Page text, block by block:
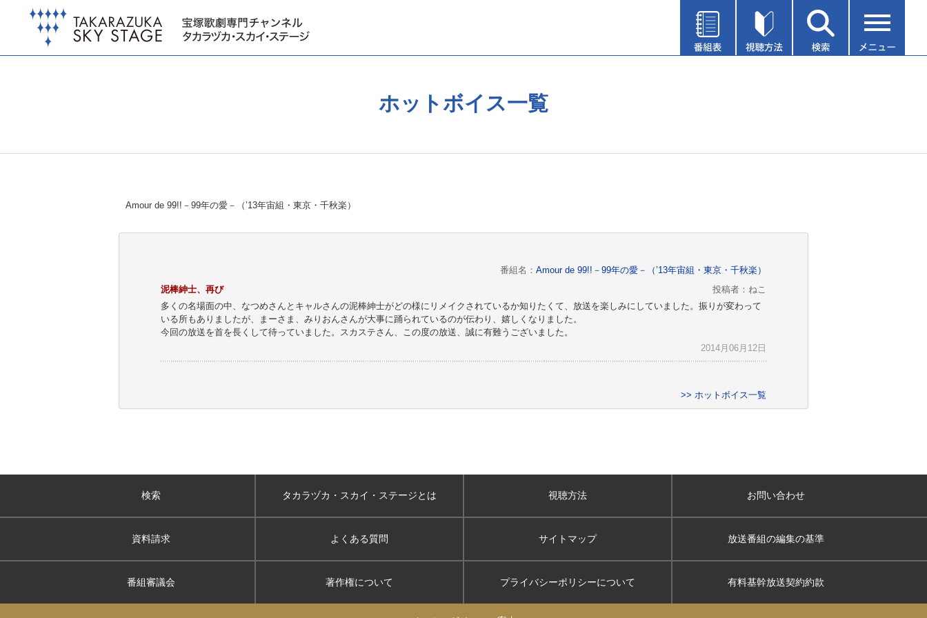
ホットボイス一覧
Amour de 99!!－99年の愛－（’13年宙組・東京・千秋楽）
番組名： Amour de 99!!－99年の愛－（’13年宙組・東京・千秋楽）
泥棒紳士、再び
投稿者：ねこ
多くの名場面の中、なつめさんとキャルさんの泥棒紳士がどの様にリメイクされているか知りたくて、放送を楽しみにしていました。振りが変わって
いる所もありましたが、まーさま、みりおんさんが大事に踊られているのが伝わり、嬉しくなりました。
今回の放送を首を長くして待っていました。スカステさん、この度の放送、誠に有難うございました。
2014月06月12日
>> ホットボイス一覧
検索 タカラヅカ・スカイ ・ステージとは 視聴方法 お問い合わせ
資料請求 よくある質問 サイトマップ 放送番組の編集の基準
番組審議会 著作権について プライバシーポリシーについて 有料基幹放送契約約款